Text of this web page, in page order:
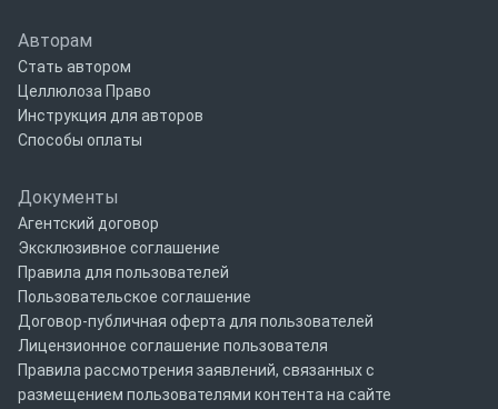
Авторам
Стать автором
Целлюлоза Право
Инструкция для авторов
Способы оплаты
Документы
Агентский договор
Эксклюзивное соглашение
Правила для пользователей
Пользовательское соглашение
Договор-публичная оферта для пользователей
Лицензионное соглашение пользователя
Правила рассмотрения заявлений, связанных с
размещением пользователями контента на сайте